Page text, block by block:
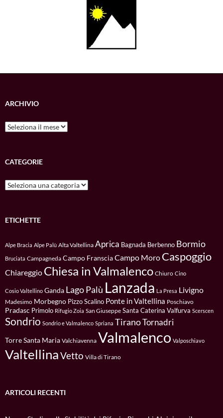
ARCHIVIO
Archivio
CATEGORIE
Categorie
ETICHETTE
Alpe Bracia Alpe Palù Alta Valtellina Aprica Bagnada Berbenno Bormio
Bruciata Campagneda Campo FransciaCampo Moro Caspoggio
Chiareggio Chiesa in Valmalenco Chiuro Cino
Cosio Valtellino Ganda Lago Palù Lanzada La Presa Livigno
Madesimo Morbegno Pizzo Scalino Ponte in Valtellina Poschiavo
Pradasc Primolo Rifugio Zoia San Giuseppe Santa Caterina Valfurva Scerscen
Sondrio Sondrio e Valmalenco Spriana TiranoTornadri
Torre Santa Maria Valchiavenna Valmalenco Valposchiavo
ValtellinaVetto Villa di Tirano
ARTICOLI RECENTI